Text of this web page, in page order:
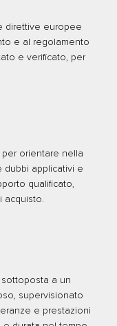
direttive europee
e al regolamento
e verificato, per
orientare nella
applicativi e
qualificato,
acquisto.
a un
supervisionato
e prestazioni